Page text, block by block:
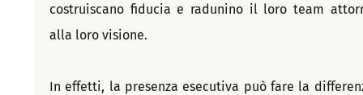
costruiscano fiducia e radunino il loro team
alla loro visione.
In effetti, la presenza esecutiva può fare la